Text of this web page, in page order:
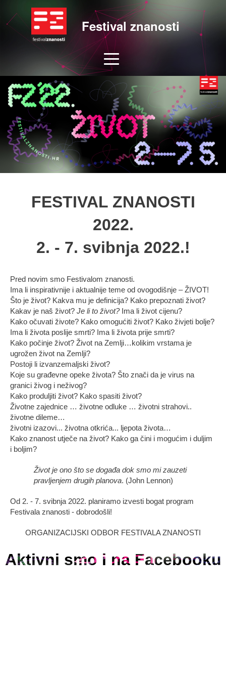
Festival znanosti
FESTIVAL ZNANOSTI
2022.
2. - 7. svibnja 2022.!
Pred novim smo Festivalom znanosti.
Ima li inspirativnije i aktualnije teme od ovogodišnje – ŽIVOT!
Što je život? Kakva mu je definicija? Kako prepoznati život?
Kakav je naš život?Je li to život?Ima li život cijenu?
Kako očuvati živote? Kako omogućiti život? Kako živjeti bolje?
Ima li života poslije smrti? Ima li života prije smrti?
Kako počinje život? Život na Zemlji…kolikim vrstama je
ugrožen život na Zemlji?
Postoji li izvanzemaljski život?
Koje su građevne opeke života? Što znači da je virus na
granici živog i neživog?
Kako produljiti život? Kako spasiti život?
Životne zajednice … životne odluke … životni strahovi..
životne dileme…
životni izazovi... životna otkrića... ljepota života…
Kako znanost utječe na život? Kako ga čini i mogućim i duljim
i boljim?
Život je ono što se događa dok smo mi zauzeti
pravljenjem drugih planova. (John Lennon)
Od 2. - 7. svibnja 2022. planiramo izvesti bogat program
Festivala znanosti - dobrodošli!
ORGANIZACIJSKI ODBOR FESTIVALA ZNANOSTI
Aktivni smo i na Facebooku